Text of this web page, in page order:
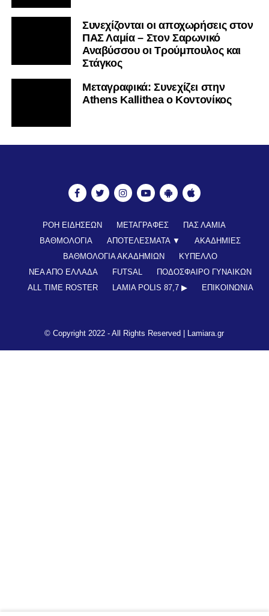
Συνεχίζονται οι αποχωρήσεις στον
ΠΑΣ Λαμία – Στον Σαρωνικό
Αναβύσσου οι Τρούμπουλος και
Στάγκος
Mεταγραφικά: Συνεχίζει στην
Athens Kallithea ο Κοντονίκος
ΡΟΗ ΕΙΔΗΣΕΩΝ ΜΕΤΑΓΡΑΦΕΣ
ΠΑΣ ΛΑΜΙΑ
ΒΑΘΜΟΛΟΓΙΑ
ΑΠΟΤΕΛΕΣΜΑΤΑ ▼
ΑΚΑΔΗΜΙΕΣ
ΒΑΘΜΟΛΟΓΙΑ ΑΚΑΔΗΜΙΩΝ
ΚΥΠΕΛΛΟ
ΝΕΑ ΑΠΟ ΕΛΛΑΔΑ
FUTSAL
ΠΟΔΟΣΦΑΙΡΟ ΓΥΝΑΙΚΩΝ
ALL TIME ROSTER
LAMIA POLIS 87,7 ▶︎ ΕΠΙΚΟΙΝΩΝΊΑ
© Copyright 2022 - All Rights Reserved | Lamiara.gr